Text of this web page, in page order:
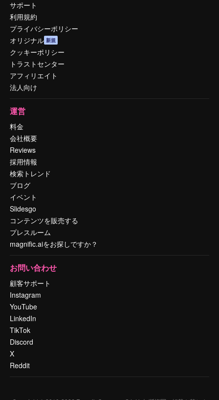
サポート
利用規約
プライバシーポリシー
オリジナル 新規
クッキーポリシー
トラストセンター
アフィリエイト
法人向け
運営
料金
会社概要
Reviews
採用情報
検索トレンド
ブログ
イベント
Slidesgo
コンテンツを販売する
プレスルーム
magnific.aiをお探しですか？
お問い合わせ
顧客サポート
Instagram
YouTube
LinkedIn
TikTok
Discord
X
Reddit